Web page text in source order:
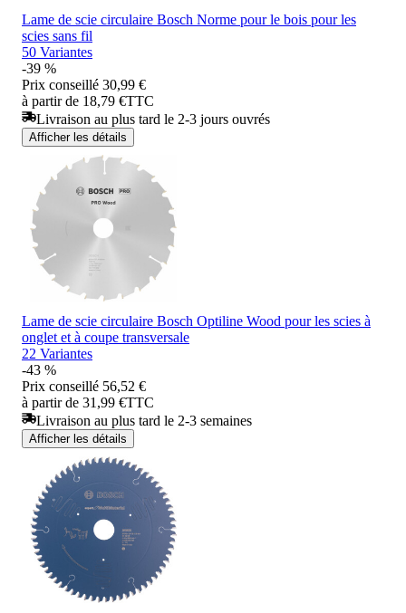
Lame de scie circulaire Bosch Norme pour le bois pour les
scies sans fil
50 Variantes
-39 %
Prix conseillé 30,99 €
à partir de 18,79 €TTC
Livraison au plus tard le 2-3 jours ouvrés
Afficher les détails
Lame de scie circulaire Bosch Optiline Wood pour les scies à
onglet et à coupe transversale
22 Variantes
-43 %
Prix conseillé 56,52 €
à partir de 31,99 €TTC
Livraison au plus tard le 2-3 semaines
Afficher les détails